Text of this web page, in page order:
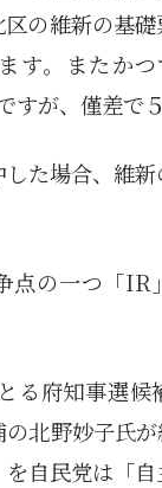
の維新の基
す。またか
すが、僅差で
た場合、維
点の一つ「IR
る府知事選候
北野妙子氏
自民党は「